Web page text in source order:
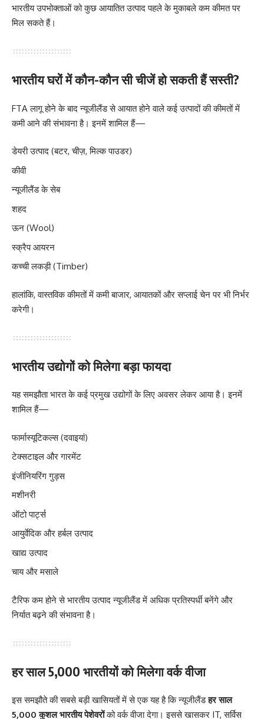
भारतीय उपभोक्ताओं को कुछ आयातित उत्पाद पहले के मुकाबले कम कीमत पर
मिल सकते हैं।
भारतीय घरों में कौन-कौन सी चीजें हो सकती हैं सस्ती?
FTA लागू होने के बाद न्यूजीलैंड से आयात होने वाले कई उत्पादों की कीमतों में
कमी आने की संभावना है। इनमें शामिल हैं—
डेयरी उत्पाद (बटर, चीज़, मिल्क पाउडर)
कीवी
न्यूजीलैंड के सेब
शहद
ऊन (Wool)
स्क्रैप आयरन
कच्ची लकड़ी (Timber)
हालांकि, वास्तविक कीमतों में कमी बाजार, आयातकों और सप्लाई चेन पर भी निर्भर
करेगी।
भारतीय उद्योगों को मिलेगा बड़ा फायदा
यह समझौता भारत के कई प्रमुख उद्योगों के लिए अवसर लेकर आया है। इनमें
शामिल हैं—
फार्मास्यूटिकल्स (दवाइयां)
टेक्सटाइल और गारमेंट
इंजीनियरिंग गुड्स
मशीनरी
ऑटो पार्ट्स
आयुर्वेदिक और हर्बल उत्पाद
खाद्य उत्पाद
चाय और मसाले
टैरिफ कम होने से भारतीय उत्पाद न्यूजीलैंड में अधिक प्रतिस्पर्धी बनेंगे और
निर्यात बढ़ने की संभावना है।
हर साल 5,000 भारतीयों को मिलेगा वर्क वीजा
इस समझौते की सबसे बड़ी खासियतों में से एक यह है कि न्यूजीलैंडहर साल
5,000 कुशल भारतीय पेशेवरोंको वर्क वीजा देगा। इससे खासकर IT, सर्विस